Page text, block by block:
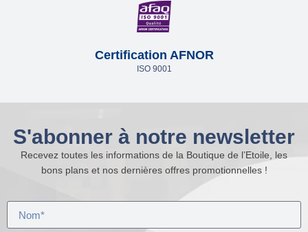
Certification AFNOR
ISO 9001
S'abonner à notre newsletter
Recevez toutes les informations de la Boutique de l’Etoile, les
bons plans et nos dernières offres promotionnelles !